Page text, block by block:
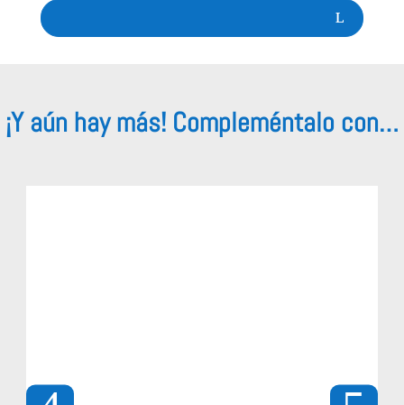
¡Y aún hay más! Compleméntalo con…